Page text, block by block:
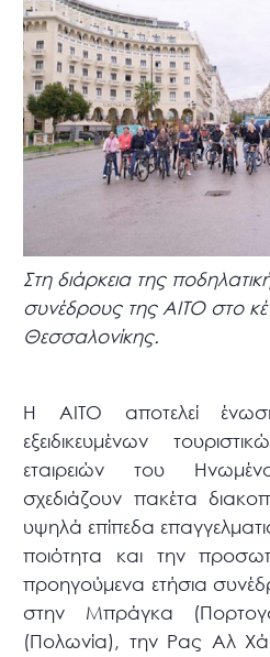
Στη διάρκεια της
συνέδρους της ΑΙΤΟ στο
Θεσσαλονίκης.
Η AITO αποτελεί
εξειδικευμένων
εταιρειών του
σχεδιάζουν πακέτα
υψηλά επίπεδα
ποιότητα και την
προηγούμενα ετήσια
στην Μπράγκα
(Πολωνία), την Ρας Αλ